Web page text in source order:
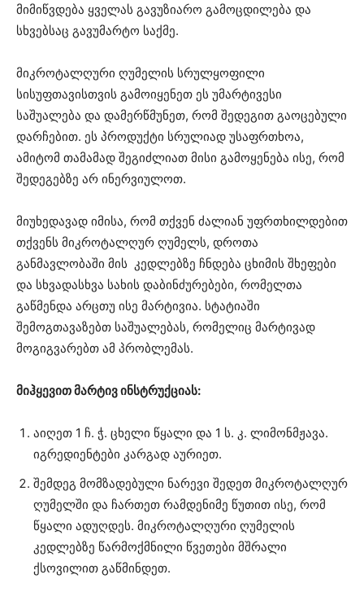
მიმიწვდება ყველას გავუზიარო გამოცდილება და
სხვებსაც გავუმარტო საქმე.
მიკროტალღური ღუმელის სრულყოფილი
სისუფთავისთვის გამოიყენეთ ეს უმარტივესი
საშუალება და დამერწმუნეთ, რომ შედეგით გაოცებული
დარჩებით. ეს პროდუქტი სრულიად უსაფრთხოა,
ამიტომ თამამად შეგიძლიათ მისი გამოყენება ისე, რომ
შედეგებზე არ ინერვიულოთ.
მიუხედავად იმისა, რომ თქვენ ძალიან უფრთხილდებით
თქვენს მიკროტალღურ ღუმელს, დროთა
განმავლობაში მის კედლებზე ჩნდება ცხიმის შხეფები
და სხვადასხვა სახის დაბინძურებები, რომელთა
გაწმენდა არცთუ ისე მარტივია. სტატიაში
შემოგთავაზებთ საშუალებას, რომელიც მარტივად
მოგიგვარებთ ამ პრობლემას.
მიჰყევით მარტივ ინსტრუქციას:
აიღეთ 1 ჩ. ჭ. ცხელი წყალი და 1 ს. კ. ლიმონმჟავა.
იგრედიენტები კარგად აურიეთ.
შემდეგ მომზადებული ნარევი შედეთ მიკროტალღურ
ღუმელში და ჩართეთ რამდენიმე წუთით ისე, რომ
წყალი ადუღდეს. მიკროტალღური ღუმელის
კედლებზე წარმოქმნილი წვეთები მშრალი
ქსოვილით გაწმინდეთ.